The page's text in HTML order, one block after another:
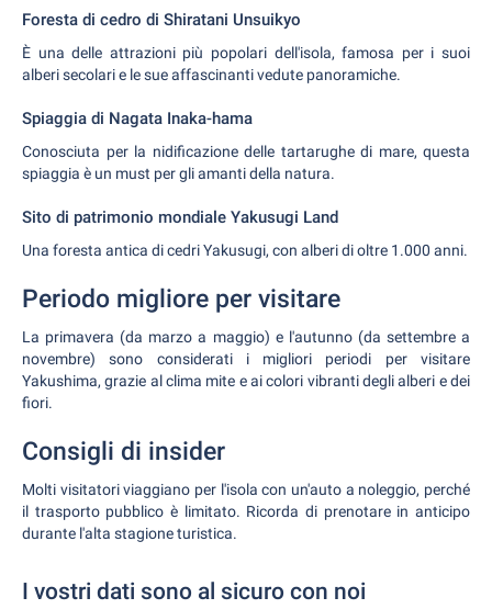
Foresta di cedro di Shiratani Unsuikyo
È una delle attrazioni più popolari dell'isola, famosa per i suoi
alberi secolari e le sue affascinanti vedute panoramiche.
Spiaggia di Nagata Inaka-hama
Conosciuta per la nidificazione delle tartarughe di mare, questa
spiaggia è un must per gli amanti della natura.
Sito di patrimonio mondiale Yakusugi Land
Una foresta antica di cedri Yakusugi, con alberi di oltre 1.000 anni.
Periodo migliore per visitare
La primavera (da marzo a maggio) e l'autunno (da settembre a
novembre) sono considerati i migliori periodi per visitare
Yakushima, grazie al clima mite e ai colori vibranti degli alberi e dei
fiori.
Consigli di insider
Molti visitatori viaggiano per l'isola con un'auto a noleggio, perché
il trasporto pubblico è limitato. Ricorda di prenotare in anticipo
durante l'alta stagione turistica.
I vostri dati sono al sicuro con noi